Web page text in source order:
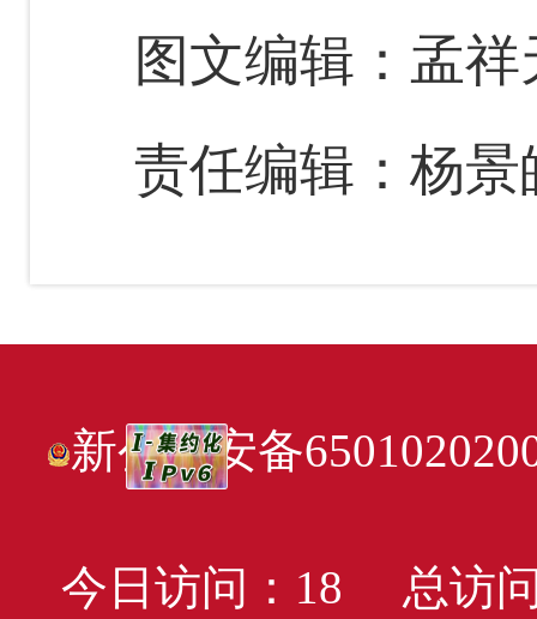
图文编辑：孟祥
责任编辑：杨景
新公网安备
今日访问： 18 总访